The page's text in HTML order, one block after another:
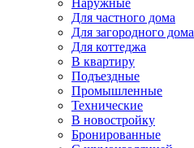
Наружные
Для частного дома
Для загородного дома
Для коттеджа
В квартиру
Подъездные
Промышленные
Технические
В новостройку
Бронированные